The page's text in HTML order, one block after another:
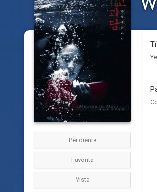
Pendiente
Favorita
Vista